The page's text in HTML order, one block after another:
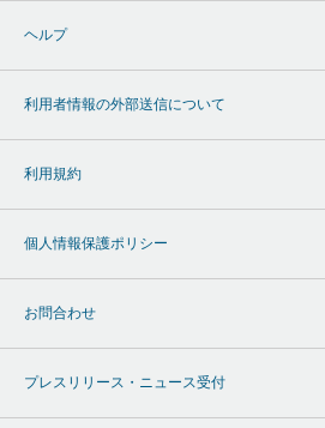
ヘルプ
利用者情報の外部送信について
利用規約
個人情報保護ポリシー
お問合わせ
プレスリリース・ニュース受付